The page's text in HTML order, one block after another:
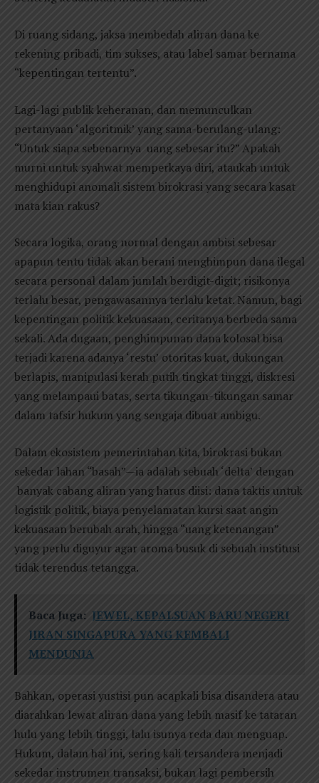
Di ruang sidang, jaksa membedah aliran dana ke
rekening pribadi, tim sukses, atau label samar bernama
“kepentingan tertentu”.
Lagi-lagi publik keheranan, dan memunculkan
pertanyaan ‘algoritmik’ yang sama-berulang-ulang:
“Untuk siapa sebenarnya uang sebesar itu?” Apakah
murni untuk syahwat memperkaya diri, ataukah untuk
menghidupi anomali sistem birokrasi yang secara kasat
mata kian rakus?
Secara logika, orang normal dengan ambisi sebesar
apapun tentu tidak akan berani menghimpun dana ilegal
secara personal dalam jumlah berdigit-digit; risikonya
terlalu besar, pengawasannya terlalu ketat. Namun, bagi
kepentingan politik kekuasaan, ceritanya berbeda sama
sekali. Ada dugaan, penghimpunan dana kolosal bisa
terjadi karena adanya ‘restu’ otoritas kuat, dukungan
berlapis, manipulasi kerah putih tingkat tinggi, diskresi
yang melampaui batas, serta tikungan-tikungan samar
dalam tafsir hukum yang sengaja dibuat ambigu.
Dalam ekosistem pemerintahan kita, birokrasi bukan
sekedar lahan “basah”—ia adalah sebuah ‘delta’ dengan
banyak cabang aliran yang harus diisi: dana taktis untuk
logistik politik, biaya penyelamatan kursi saat angin
kekuasaan berubah arah, hingga “uang ketenangan”
yang perlu diguyur agar aroma busuk di sebuah institusi
tidak terendus tetangga.
Baca Juga: JEWEL, KEPALSUAN BARU NEGERI
JIRAN SINGAPURA YANG KEMBALI
MENDUNIA
Bahkan, operasi yustisi pun acapkali bisa disandera atau
diarahkan lewat aliran dana yang lebih masif ke tataran
hulu yang lebih tinggi, lalu isunya reda dan menguap.
Hukum, dalam hal ini, sering kali tersandera menjadi
sekedar instrumen transaksi, bukan lagi pembersih